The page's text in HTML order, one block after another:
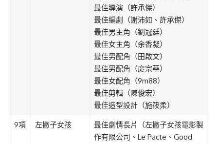
最佳導演（許承傑）
最佳編劇（謝沛如、許承傑）
最佳男主角（劉冠廷）
最佳女主角（余香凝）
最佳男配角（田啟文）
最佳男配角（庹宗華）
最佳女配角（9m88）
最佳剪輯（陳俊宏）
最佳造型設計（施筱柔）
9項 左撇子女孩
最佳劇情長片（左撇子女孩電影製
作有限公司、Le Pacte、Good